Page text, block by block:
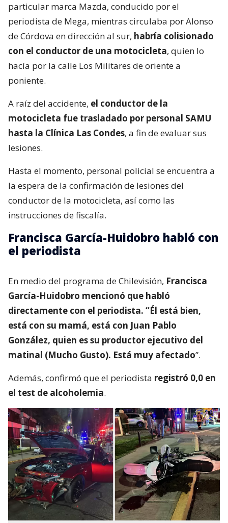
particular marca Mazda, conducido por el
periodista de Mega, mientras circulaba por Alonso
de Córdova en dirección al sur, habría colisionado
con el conductor de una motocicleta, quien lo
hacía por la calle Los Militares de oriente a
poniente.
A raíz del accidente, el conductor de la
motocicleta fue trasladado por personal SAMU
hasta la Clínica Las Condes, a fin de evaluar sus
lesiones.
Hasta el momento, personal policial se encuentra a
la espera de la confirmación de lesiones del
conductor de la motocicleta, así como las
instrucciones de fiscalía.
Francisca García-Huidobro habló con
el periodista
En medio del programa de Chilevisión, Francisca
García-Huidobro mencionó que habló
directamente con el periodista. “Él está bien,
está con su mamá, está con Juan Pablo
González, quien es su productor ejecutivo del
matinal (Mucho Gusto). Está muy afectado”.
Además, confirmó que el periodista registró 0,0 en
el test de alcoholemia.